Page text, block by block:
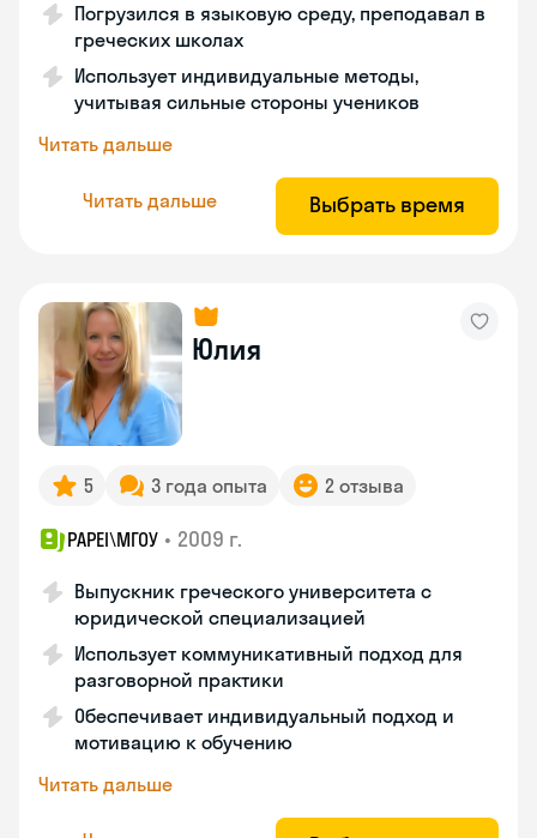
Погрузился в языковую среду, преподавал в
греческих школах
Использует индивидуальные методы,
учитывая сильные стороны учеников
Читать дальше
Читать дальше Выбрать время
Юлия
5 3 года опыта 2 отзыва
PAPEI\MГОУ • 2009 г.
Выпускник греческого университета с
юридической специализацией
Использует коммуникативный подход для
разговорной практики
Обеспечивает индивидуальный подход и
мотивацию к обучению
Читать дальше